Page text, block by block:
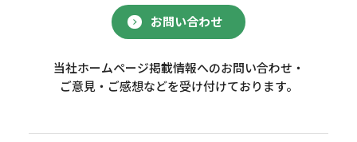
お問い合わせ
当社ホームページ掲載情報へのお問い合わせ・
ご意見・ご感想などを受け付けております。